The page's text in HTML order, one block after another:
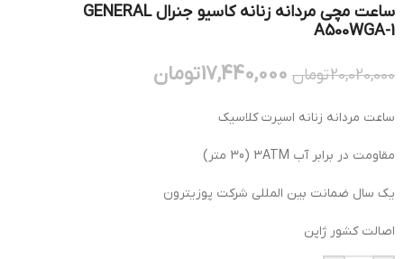
ساعت مچی مردانه زنانه کاسیو جنرال GENERAL
A500WGA-1
20,020,000تومان 17,440,000تومان
ساعت مردانه زنانه اسپرت کلاسیک
مقاومت در برابر آب 3ATM (30 متر)
یک سال ضمانت بین المللی شرکت پوزیترون
اصالت کشور ژاپن